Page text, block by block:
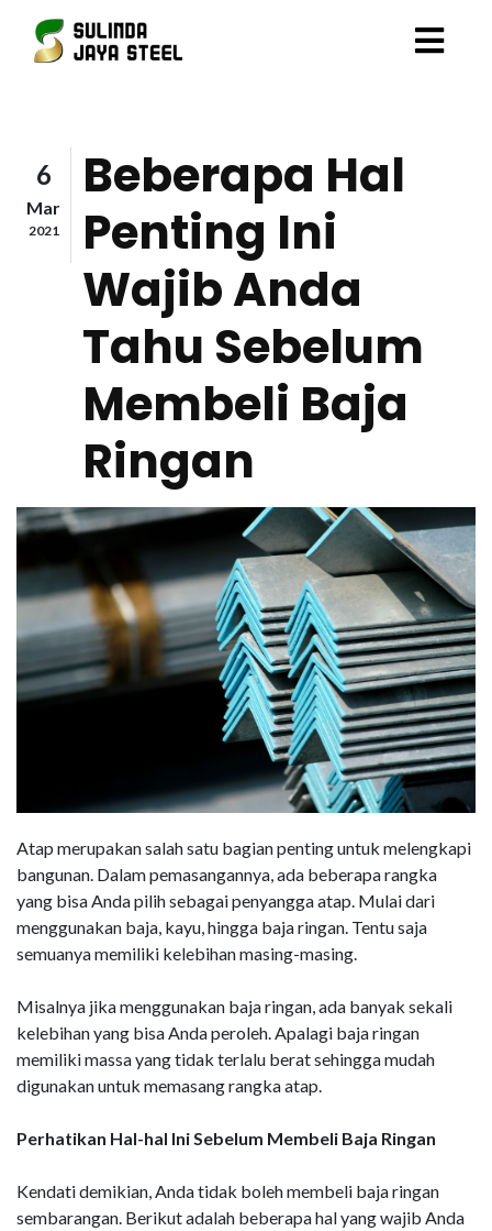
6
Mar
2021
Beberapa Hal
Penting Ini
Wajib Anda
Tahu Sebelum
Membeli Baja
Ringan
Atap merupakan salah satu bagian penting untuk melengkapi
bangunan. Dalam pemasangannya, ada beberapa rangka
yang bisa Anda pilih sebagai penyangga atap. Mulai dari
menggunakan baja, kayu, hingga baja ringan. Tentu saja
semuanya memiliki kelebihan masing-masing.
Misalnya jika menggunakan baja ringan, ada banyak sekali
kelebihan yang bisa Anda peroleh. Apalagi baja ringan
memiliki massa yang tidak terlalu berat sehingga mudah
digunakan untuk memasang rangka atap.
Perhatikan Hal-hal Ini Sebelum Membeli Baja Ringan
Kendati demikian, Anda tidak boleh membeli baja ringan
sembarangan. Berikut adalah beberapa hal yang wajib Anda